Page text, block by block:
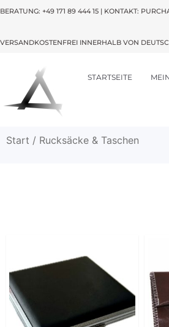
BERATUNG: +49 171 89 444 15 | KONTAKT:
VERSANDKOSTENFREI INNERHALB VON
STARTSEITE
Start / Rucksäcke & Taschen